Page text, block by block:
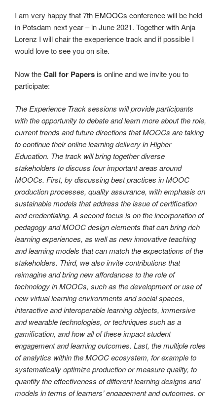
I am very happy that7th EMOOCs conferencewill be held
in Potsdam next year – in June 2021. Together with Anja
Lorenz I will chair the exeperience track and if possible I
would love to see you on site.
Now theCall for Papers is online and we invite you to
participate:
The Experience Track sessions will provide participants
with the opportunity to debate and learn more about the role,
current trends and future directions that MOOCs are taking
to continue their online learning delivery in Higher
Education. The track will bring together diverse
stakeholders to discuss four important areas around
MOOCs. First, by discussing best practices in MOOC
production processes, quality assurance, with emphasis on
sustainable models that address the issue of certification
and credentialing. A second focus is on the incorporation of
pedagogy and MOOC design elements that can bring rich
learning experiences, as well as new innovative teaching
and learning models that can match the expectations of the
stakeholders. Third, we also invite contributions that
reimagine and bring new affordances to the role of
technology in MOOCs, such as the development or use of
new virtual learning environments and social spaces,
interactive and interoperable learning objects, immersive
and wearable technologies, or techniques such as a
gamification, and how all of these impact student
engagement and learning outcomes. Last, the multiple roles
of analytics within the MOOC ecosystem, for example to
systematically optimize production or measure quality, to
quantify the effectiveness of different learning designs and
models in terms of learners’ engagement and outcomes, or